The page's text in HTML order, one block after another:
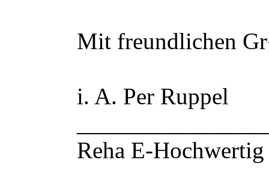
Mit freundlichen Gr
i. A. Per Ruppel
Reha E-Hochwertig